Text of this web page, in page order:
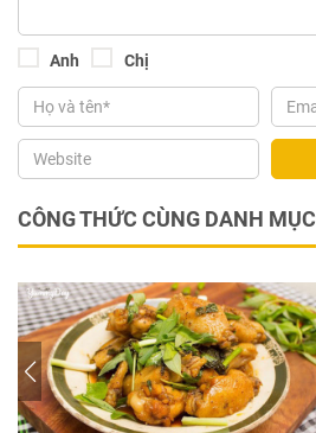
Anh Chị
CÔNG THỨC CÙNG DANH MỤC